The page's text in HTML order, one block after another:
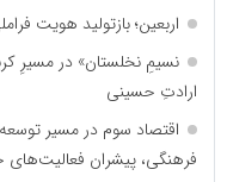
اربعین؛ بازتولید هویت
نسیمِ نخلستان» در مسیرِ
ارادتِ حسینی
اقتصاد سوم در مسیر
فرهنگی، پیشران فعالیت‌های